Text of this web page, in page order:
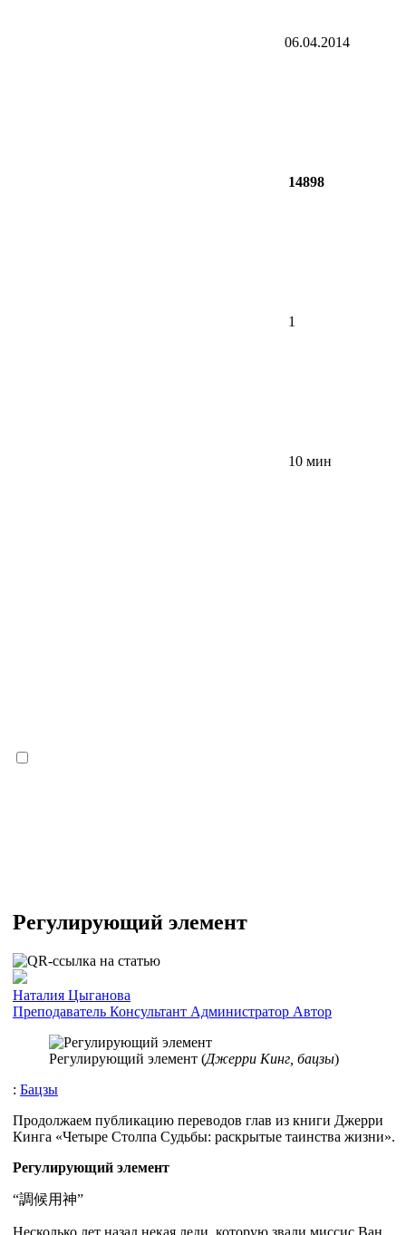
06.04.2014
14898
1
10 мин
Регулирующий элемент
Наталия Цыганова
Преподаватель Консультант Администратор Автор
Регулирующий элемент (Джерри Кинг, бацзы)
: Бацзы
Продолжаем публикацию переводов глав из книги Джерри
Кинга «Четыре Столпа Судьбы: раскрытые таинства жизни».
Регулирующий элемент
“調候用神”
Несколько лет назад некая леди, которую звали миссис Ван,